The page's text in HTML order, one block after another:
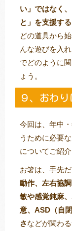
い」ではなく
と」を支援す
どの道具から
んな遊びを入
でどのように
ょう。
９、おわり
今回は、年中
うために必要
についてご紹介
お箸は、手先だ
動作、左右協
敏や感覚鈍麻
意、ASD（自
さなどが関わる